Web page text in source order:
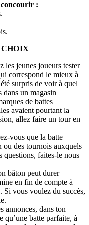
concourir :
les jeunes joueurs tester
correspond le mieux à
surpris de voir à quel
dans un magasin
de battes
avaient pourtant la
allez faire un tour en
vous que la batte
ou des tournois auxquels
questions, faites-le nous
bâton peut durer
en fin de compte à
Si vous voulez du succès,
annonces, dans ton
qu’une batte parfaite, à